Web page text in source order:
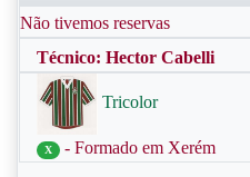
Não tivemos reservas
Técnico: Hector Cabelli
Tricolor
X - Formado em Xerém